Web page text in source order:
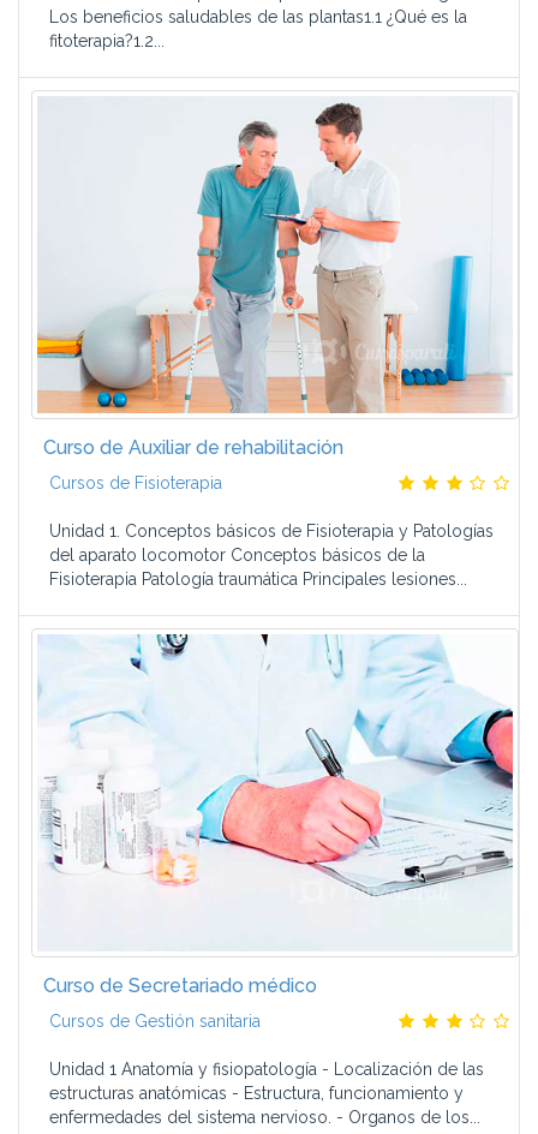
Los beneficios saludables de las plantas1.1 ¿Qué es la
fitoterapia?1.2...
Curso de Auxiliar de rehabilitación
Cursos de Fisioterapia
Unidad 1. Conceptos básicos de Fisioterapia y Patologías
del aparato locomotor Conceptos básicos de la
Fisioterapia Patología traumática Principales lesiones...
Curso de Secretariado médico
Cursos de Gestión sanitaria
Unidad 1 Anatomía y fisiopatología - Localización de las
estructuras anatómicas - Estructura, funcionamiento y
enfermedades del sistema nervioso. - Organos de los...